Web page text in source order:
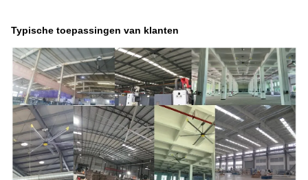
Typische toepassingen van klanten